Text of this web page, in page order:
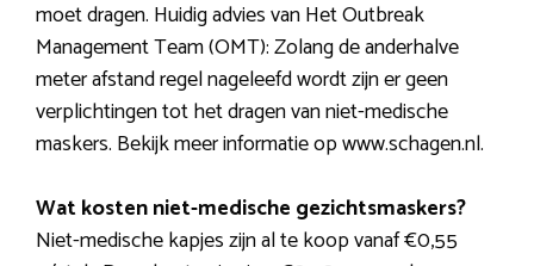
moet dragen. Huidig advies van Het Outbreak
Management Team (OMT): Zolang de anderhalve
meter afstand regel nageleefd wordt zijn er geen
verplichtingen tot het dragen van niet-medische
maskers. Bekijk meer informatie op www.schagen.nl.
Wat kosten niet-medische gezichtsmaskers?
Niet-medische kapjes zijn al te koop vanaf €0,55